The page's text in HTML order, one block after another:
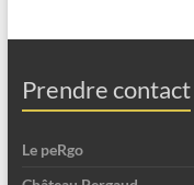
Prendre contact
Le peRgo